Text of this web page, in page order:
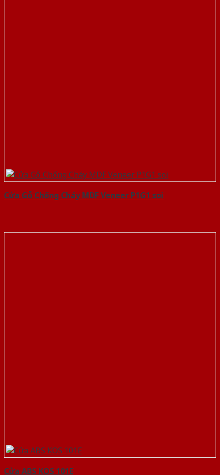
Cửa Gỗ Chống Cháy MDF Veneer P1G1 soi
Cửa ABS KOS 101E